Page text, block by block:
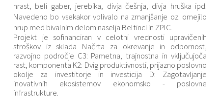
hrast, beli gaber, jerebika, divja češnja, divja hruška ipd.
Navedeno bo vsekakor vplivalo na zmanjšanje oz. omejilo
hrup med bivalnim delom naselja Beltinci in ZPIC.
Projekt je sofinanciran v celotni vrednosti upravičenih
stroškov iz sklada Načrta za okrevanje in odpornost,
razvojno področje C3: Pametna, trajnostna in vključujoča
rast, komponenta K2: Dvig produktivnosti, prijazno poslovno
okolje za investitorje in investicija D: Zagotavljanje
inovativnih ekosistemov ekonomsko - poslovne
infrastrukture.